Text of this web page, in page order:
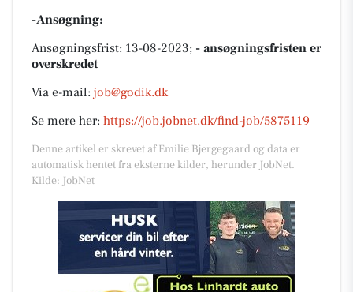
-Ansøgning:
Ansøgningsfrist: 13-08-2023; - ansøgningsfristen er
overskredet
Via e-mail: job@godik.dk
Se mere her: https://job.jobnet.dk/find-job/5875119
Denne artikel er skrevet af Emilie Bjergegaard og data er
automatisk hentet fra eksterne kilder, herunder JobNet.
Kilde: JobNet